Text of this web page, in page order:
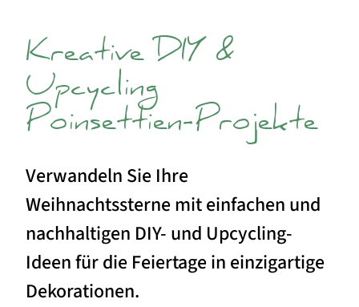
Kreative DIY &
Upcycling
Poinsettien-Projekte
Verwandeln Sie Ihre
Weihnachtssterne mit einfachen und
nachhaltigen DIY- und Upcycling-
Ideen für die Feiertage in einzigartige
Dekorationen.